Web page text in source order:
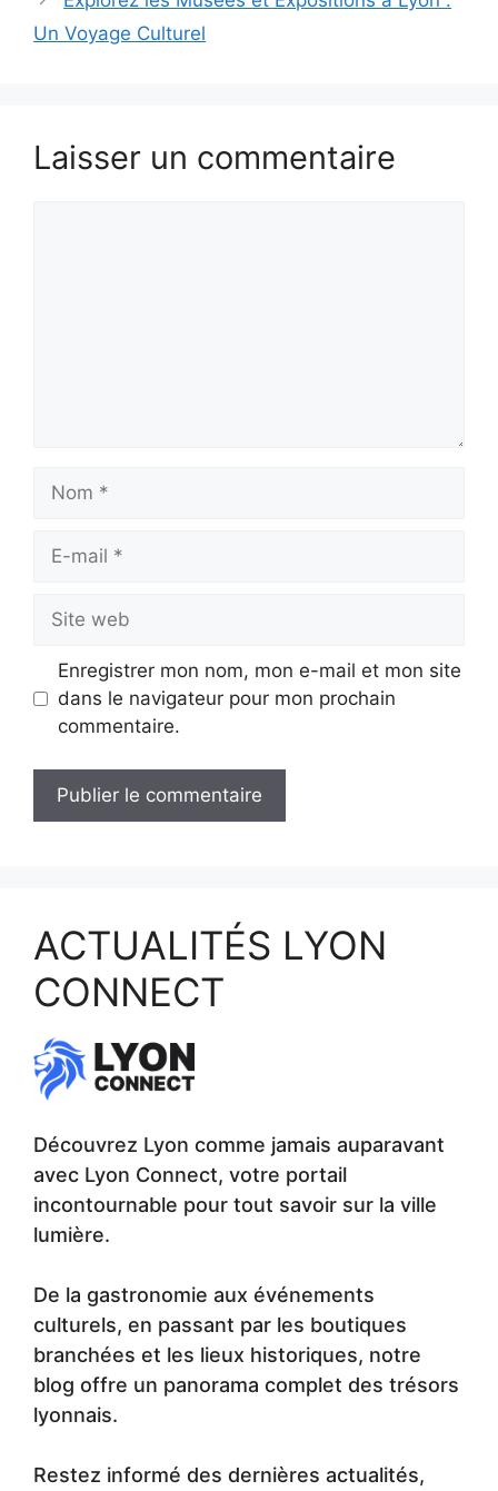
Un Voyage Culturel
Laisser un commentaire
Nom
Site
web
Enregistrer mon nom, mon e-mail et mon site
dans le navigateur pour mon prochain
commentaire.
ACTUALITÉS LYON
CONNECT
Découvrez Lyon comme jamais auparavant
avec Lyon Connect, votre portail
incontournable pour tout savoir sur la ville
lumière.
De la gastronomie aux événements
culturels, en passant par les boutiques
branchées et les lieux historiques, notre
blog offre un panorama complet des trésors
lyonnais.
Restez informé des dernières actualités,